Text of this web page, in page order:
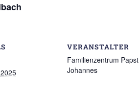
VERANSTALTER
Familienzentrum Papst
Johannes